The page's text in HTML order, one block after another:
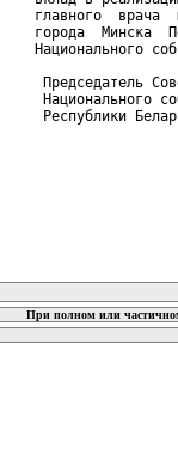
главного  врача
города  Минска
Национального
Председатель
Национального
Республики
При полном или